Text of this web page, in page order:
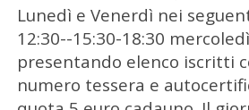
Lunedì e Venerdì nei
12:30--15:30-18:30
presentando elenco iscritti
numero tessera e